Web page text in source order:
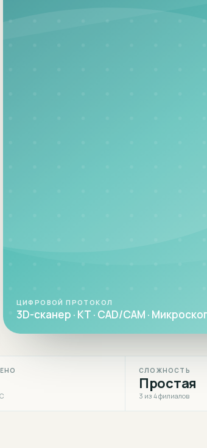
ЦИФРОВОЙ ПРОТОКОЛ
3D-сканер · КТ · CAD/CAM ·
СЛОЖНОСТЬ
Простая
3 из 4 филиалов